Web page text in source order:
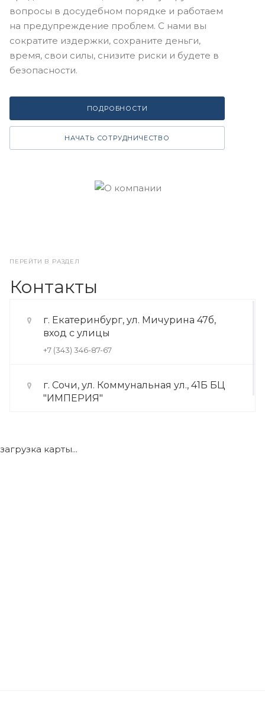
вопросы в досудебном порядке и работаем
на предупреждение проблем. С нами вы
сократите издержки, сохраните деньги,
время, свои силы, снизите риски и будете в
безопасности.
ПОДРОБНОСТИ
НАЧАТЬ СОТРУДНИЧЕСТВО
ПЕРЕЙТИ В РАЗДЕЛ
Контакты
г. Екатеринбург, ул. Мичурина 47б,
вход с улицы
+7 (343) 346-87-67
г. Сочи, ул. Коммунальная ул., 41Б БЦ
"ИМПЕРИЯ"
загрузка карты...